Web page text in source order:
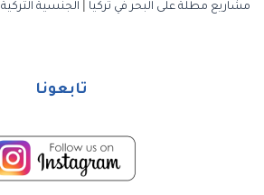
مشاريع مطلة على البحر في تركيا
الجنسية التركية
تابعونا